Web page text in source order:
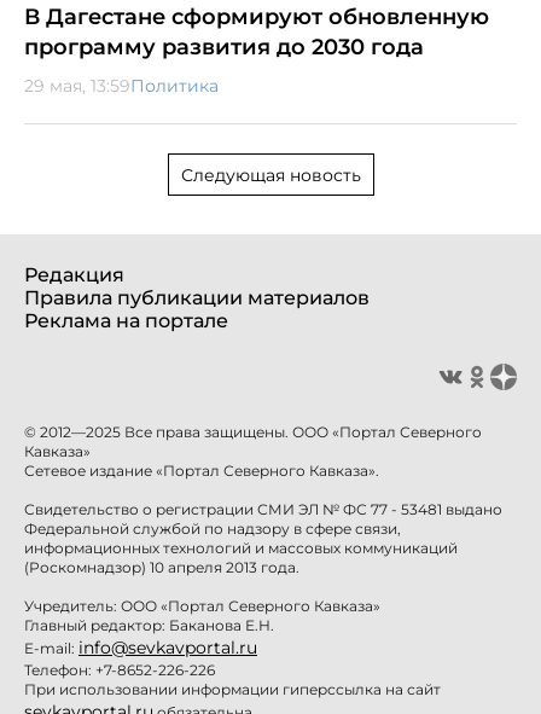
В Дагестане сформируют обновленную
программу развития до 2030 года
29 мая, 13:59Политика
Следующая новость
Редакция
Правила публикации материалов
Реклама на портале
© 2012—2025 Все права защищены. ООО «Портал Северного
Кавказа»
Сетевое издание «Портал Северного Кавказа».
Свидетельство о регистрации СМИ ЭЛ № ФС 77 - 53481 выдано
Федеральной службой по надзору в сфере связи,
информационных технологий и массовых коммуникаций
(Роскомнадзор) 10 апреля 2013 года.
Учредитель: ООО «Портал Северного Кавказа»
Главный редактор: Баканова Е.Н.
E-mail: info@sevkavportal.ru
Телефон: +7-8652-226-226
При использовании информации гиперссылка на сайт